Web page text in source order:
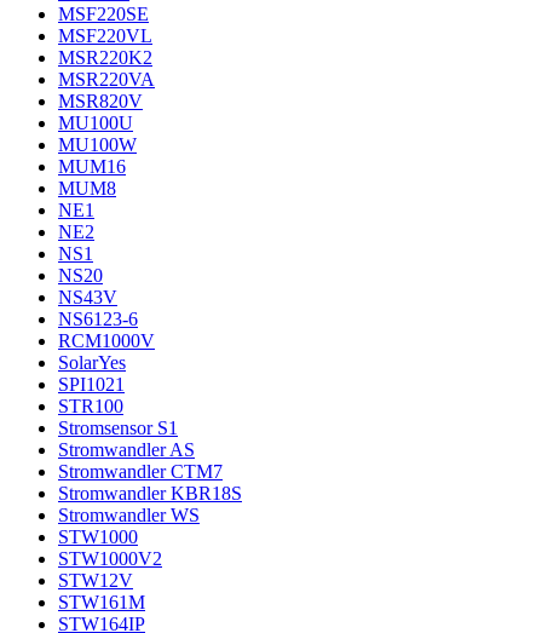
MSF220SE
MSF220VL
MSR220K2
MSR220VA
MSR820V
MU100U
MU100W
MUM16
MUM8
NE1
NE2
NS1
NS20
NS43V
NS6123-6
RCM1000V
SolarYes
SPI1021
STR100
Stromsensor S1
Stromwandler AS
Stromwandler CTM7
Stromwandler KBR18S
Stromwandler WS
STW1000
STW1000V2
STW12V
STW161M
STW164IP